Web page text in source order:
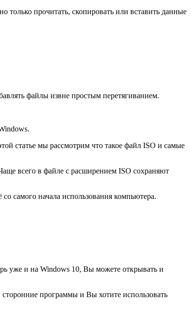
только прочитать, скопировать или вставить данные
файлы извне простым перетягиванием.
статье мы рассмотрим что такое файл ISO и самые
всего в файле с расширением ISO сохраняют
самого начала использования компьютера.
уже и на Windows 10, Вы можете открывать и
программы и Вы хотите использовать